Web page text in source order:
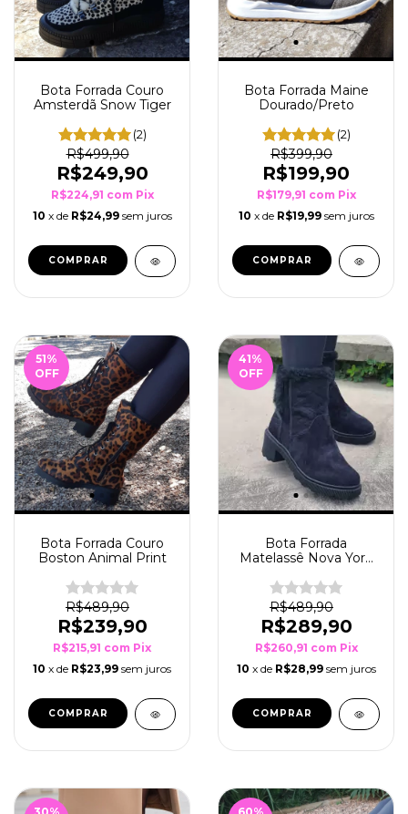
Bota Forrada Couro
Amsterdã Snow Tiger
(2)
R$499,90
R$249,90
R$224,91 com Pix
10 x de R$24,99 sem juros
COMPRAR
Bota Forrada Maine
Dourado/Preto
(2)
R$399,90
R$199,90
R$179,91 com Pix
10 x de R$19,99 sem juros
COMPRAR
51%
OFF
Bota Forrada Couro
Boston Animal Print
R$489,90
R$239,90
R$215,91 com Pix
10 x de R$23,99 sem juros
COMPRAR
41%
OFF
Bota Forrada
Matelassê Nova York
R$489,90
R$289,90
R$260,91 com Pix
10 x de R$28,99 sem juros
COMPRAR